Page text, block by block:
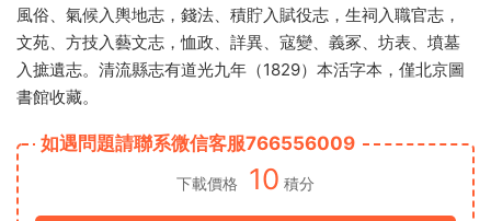
風俗、氣候入輿地志，錢法、積貯入賦役志，生祠入職官志，
文苑、方技入藝文志，恤政、詳異、寇變、義冢、坊表、墳墓
入摭遺志。清流縣志有道光九年（1829）本活字本，僅北京圖
書館收藏。
如遇問題請聯系微信客服766556009
下載價格 10 積分